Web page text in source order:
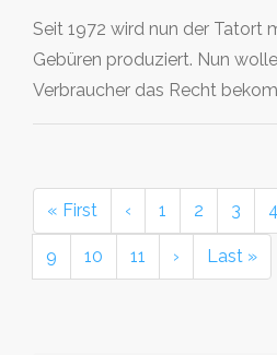
Seit 1972 wird nun der Tatort
Gebüren produziert. Nun
Verbraucher das Recht
« First ‹ 1 2 3 4
9 10 11 › Last »